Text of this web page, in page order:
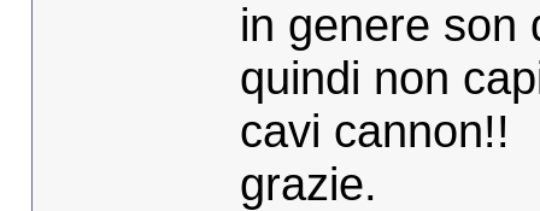
in genere son
quindi non
cavi cannon!!
grazie.